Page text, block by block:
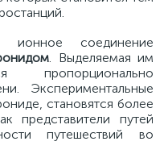
соединение
. Выделяемая им
пропорционально
Экспериментальные
становятся более
путей
путешествий во